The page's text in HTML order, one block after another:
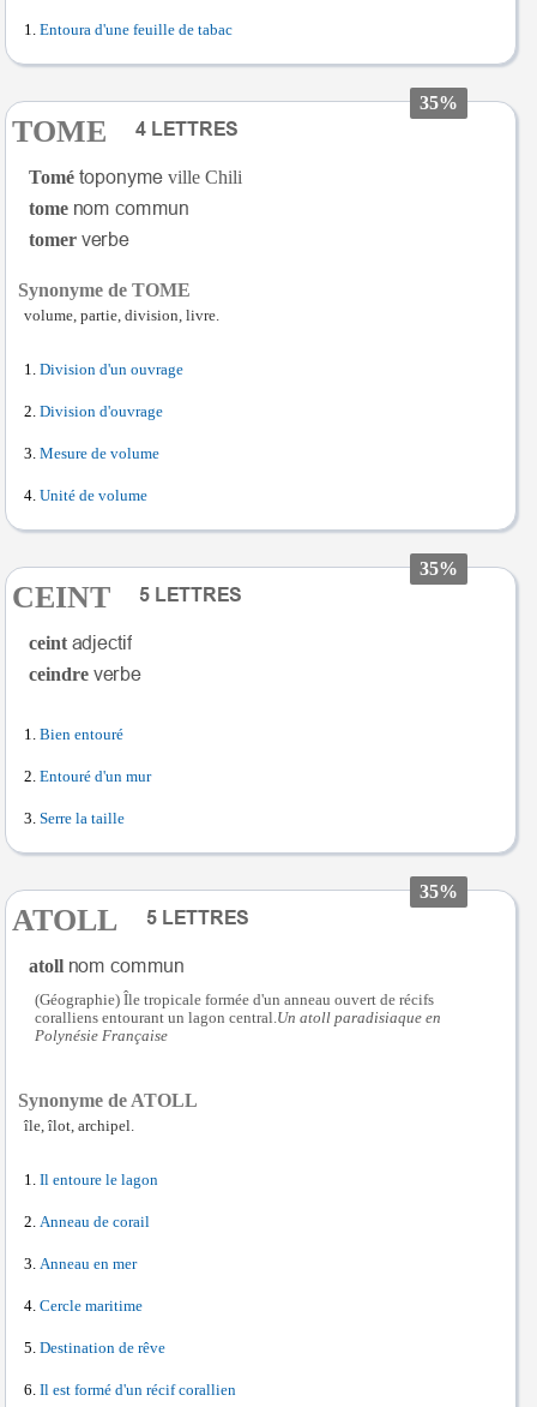
Entoura d'une feuille de tabac
35%
TOME
Tomé
ville Chili
tome
tomer
Synonyme de TOME
volume, partie, division, livre.
Division d'un ouvrage
Division d'ouvrage
Mesure de volume
Unité de volume
35%
CEINT
ceint
ceindre
Bien entouré
Entouré d'un mur
Serre la taille
35%
ATOLL
atoll
(Géographie) Île tropicale formée d'un anneau ouvert de récifs
coralliens entourant un lagon central.Un atoll paradisiaque en
Polynésie Française
Synonyme de ATOLL
île, îlot, archipel.
Il entoure le lagon
Anneau de corail
Anneau en mer
Cercle maritime
Destination de rêve
Il est formé d'un récif corallien